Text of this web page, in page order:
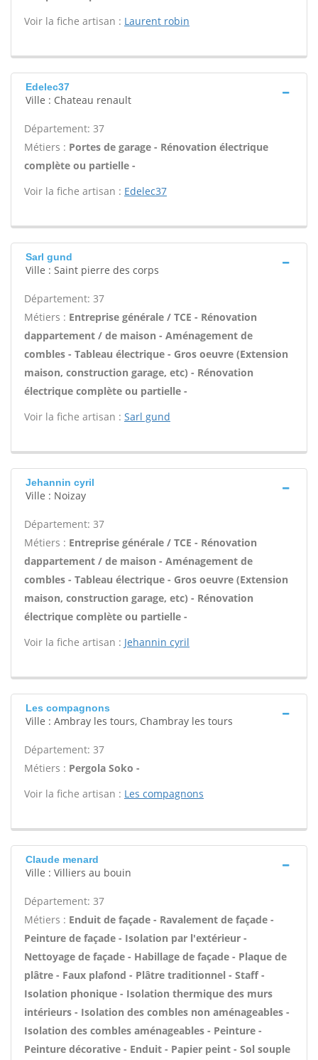
Voir la fiche artisan : Laurent robin
Edelec37
Ville : Chateau renault
Département: 37
Métiers : Portes de garage - Rénovation électrique
complète ou partielle -
Voir la fiche artisan : Edelec37
Sarl gund
Ville : Saint pierre des corps
Département: 37
Métiers : Entreprise générale / TCE - Rénovation
dappartement / de maison - Aménagement de
combles - Tableau électrique - Gros oeuvre (Extension
maison, construction garage, etc) - Rénovation
électrique complète ou partielle -
Voir la fiche artisan : Sarl gund
Jehannin cyril
Ville : Noizay
Département: 37
Métiers : Entreprise générale / TCE - Rénovation
dappartement / de maison - Aménagement de
combles - Tableau électrique - Gros oeuvre (Extension
maison, construction garage, etc) - Rénovation
électrique complète ou partielle -
Voir la fiche artisan : Jehannin cyril
Les compagnons
Ville : Ambray les tours, Chambray les tours
Département: 37
Métiers : Pergola Soko -
Voir la fiche artisan : Les compagnons
Claude menard
Ville : Villiers au bouin
Département: 37
Métiers : Enduit de façade - Ravalement de façade -
Peinture de façade - Isolation par l'extérieur -
Nettoyage de façade - Habillage de façade - Plaque de
plâtre - Faux plafond - Plâtre traditionnel - Staff -
Isolation phonique - Isolation thermique des murs
intérieurs - Isolation des combles non aménageables -
Isolation des combles aménageables - Peinture -
Peinture décorative - Enduit - Papier peint - Sol souple